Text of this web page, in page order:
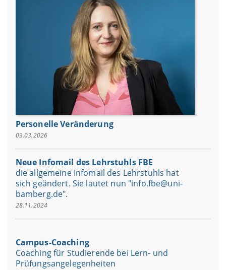
Personelle Veränderung
03.03.2026
Neue Infomail des Lehrstuhls FBE
die allgemeine Infomail des Lehrstuhls hat
sich geändert. Sie lautet nun "info.fbe@uni-
bamberg.de".
28.11.2024
Campus-Coaching
Coaching für Studierende bei Lern- und
Prüfungsangelegenheiten